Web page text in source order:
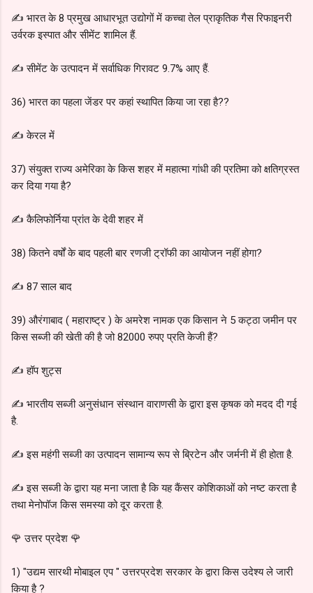
✍️ भारत के 8 प्रमुख आधारभूत उद्योगों में कच्चा तेल प्राकृतिक गैस रिफाइनरी
उर्वरक इस्पात और सीमेंट शामिल हैं.
✍️ सीमेंट के उत्पादन में सर्वाधिक गिरावट 9.7% आए हैं.
36) भारत का पहला जेंडर पर कहां स्थापित किया जा रहा है??
✍️ केरल में
37) संयुक्त राज्य अमेरिका के किस शहर में महात्मा गांधी की प्रतिमा को क्षतिग्रस्त
कर दिया गया है?
✍️ कैलिफोर्निया प्रांत के देवी शहर में
38) कितने वर्षों के बाद पहली बार रणजी ट्रॉफी का आयोजन नहीं होगा?
✍️ 87 साल बाद
39) औरंगाबाद ( महाराष्ट्र ) के अमरेश नामक एक किसान ने 5 कट्ठा जमीन पर
किस सब्जी की खेती की है जो 82000 रुपए प्रति केजी हैं?
✍️ हॉप शुट्स
✍️ भारतीय सब्जी अनुसंधान संस्थान वाराणसी के द्वारा इस कृषक को मदद दी गई
है.
✍ इस महंगी सब्जी का उत्पादन सामान्य रूप से ब्रिटेन और जर्मनी में ही होता है.
✍️ इस सब्जी के द्वारा यह मना जाता है कि यह कैंसर कोशिकाओं को नष्ट करता है
तथा मेनोपॉज किस समस्या को दूर करता है.
🌹 उत्तर प्रदेश 🌹
1) "उद्यम सारथी मोबाइल एप " उत्तरप्रदेश सरकार के द्वारा किस उदेश्य ले जारी
किया है ?